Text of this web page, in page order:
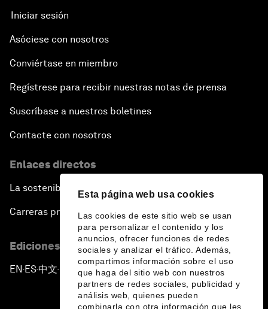
Esta página web usa cookies
Las cookies de este sitio web se usan
para personalizar el contenido y los
anuncios, ofrecer funciones de redes
sociales y analizar el tráfico. Además,
compartimos información sobre el uso
que haga del sitio web con nuestros
partners de redes sociales, publicidad y
análisis web, quienes pueden
combinarla con otra información que les
Iniciar sesión
Asóciese con nosotros
Conviértase en miembro
Regístrese para recibir nuestras notas de prensa
Suscríbase a nuestros boletines
Contacte con nosotros
Enlaces directos
La sostenibilidad en el Foro
Carreras profesionales
Ediciones en otros idiomas
EN ▪ES▪中文▪ 日本語